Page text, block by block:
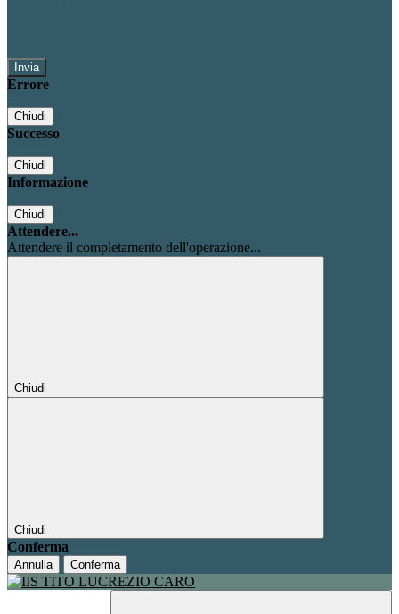
Errore
Chiudi
Successo
Chiudi
Informazione
Chiudi
Attendere...
Attendere il completamento dell'operazione...
Chiudi
Chiudi
Conferma
Annulla Conferma